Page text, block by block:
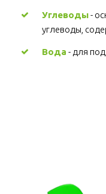
Углеводы -
углеводы,
Вода - для